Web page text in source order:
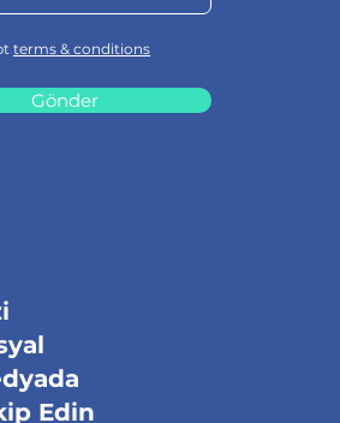
terms & conditions
Gönder
Edin